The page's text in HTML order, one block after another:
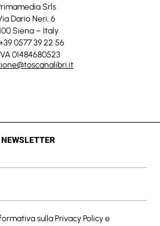
Srls
Dario Neri, 6
Siena – Italy
0577 39 22 56
01484680523
sullaPrivacy Policye